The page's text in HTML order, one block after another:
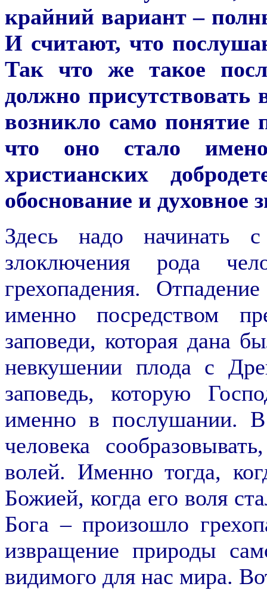
крайний вариант –
И считают, что
Так что же такое
должно
возникло само понятие
что оно стало
христианских
обоснование и духовное
Здесь надо начинать
злоключения рода
грехопадения.
именно посредством
заповеди, которая дана
невкушении плода с
заповедь, которую
именно в послушании.
человека
волей. Именно тогда,
Божией, когда его воля
Бога – произошло
извращение природы
видимого для нас мира.